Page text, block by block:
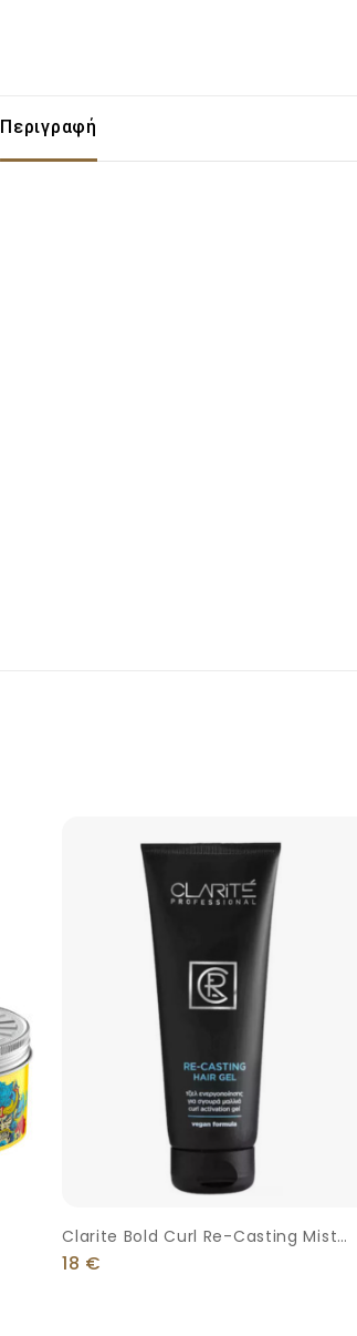
Περιγραφή
Clarite Bold Curl Re-Casting Mist
250ml
18 €